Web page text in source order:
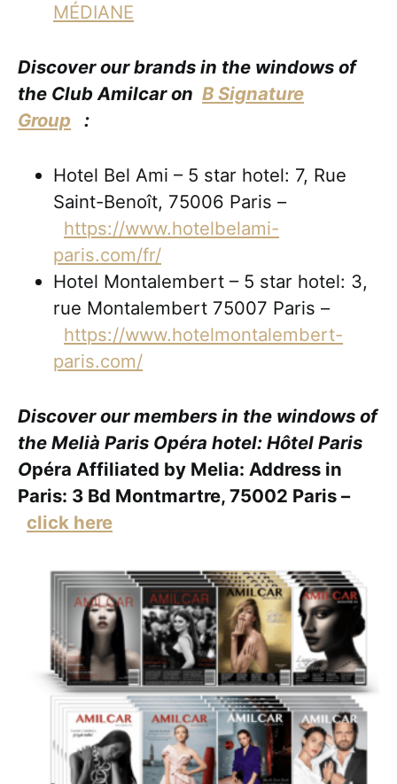
MÉDIANE
Discover our brands in the windows of
the Club Amilcar on B Signature
Group :
Hotel Bel Ami – 5 star hotel: 7, Rue
Saint-Benoît, 75006 Paris –
https://www.hotelbelami-
paris.com/fr/
Hotel Montalembert – 5 star hotel: 3,
rue Montalembert 75007 Paris –
https://www.hotelmontalembert-
paris.com/
Discover our members in the windows of
the Melià Paris Opéra hotel: Hôtel Paris
Opéra Affiliated by Melia: Address in
Paris: 3 Bd Montmartre, 75002 Paris –
click here